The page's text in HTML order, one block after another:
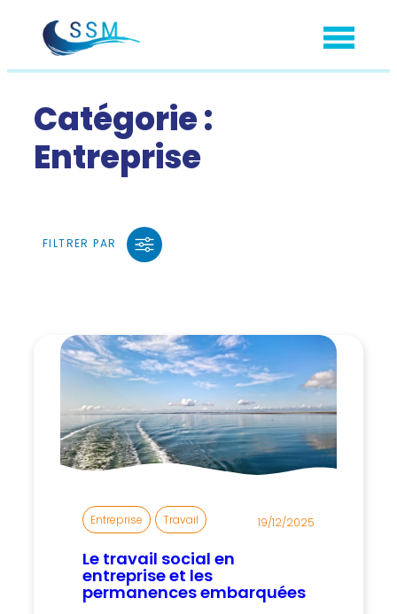
contenu
Catégorie :
Entreprise
FILTRER PAR
Entreprise Travail 19/12/2025
Le travail social en
entreprise et les
permanences embarquées